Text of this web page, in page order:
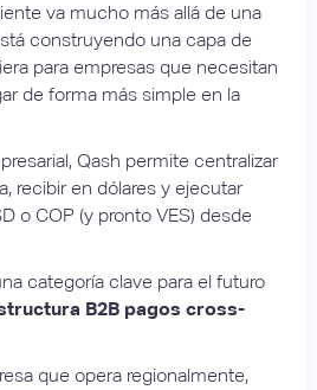
va mucho más allá de una
construyendo una capa de
para empresas que necesitan
de forma más simple en la
Qash permite centralizar
recibir en dólares y ejecutar
o COP (y pronto VES) desde
categoría clave para el futuro
B2B pagos cross-
que opera regionalmente,